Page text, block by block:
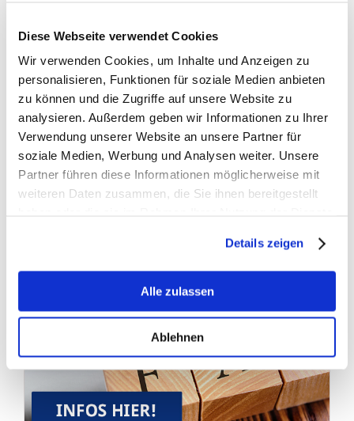
Diese Webseite verwendet Cookies
Wir verwenden Cookies, um Inhalte und Anzeigen zu
personalisieren, Funktionen für soziale Medien anbieten
zu können und die Zugriffe auf unsere Website zu
analysieren. Außerdem geben wir Informationen zu Ihrer
Verwendung unserer Website an unsere Partner für
soziale Medien, Werbung und Analysen weiter. Unsere
Partner führen diese Informationen möglicherweise mit
weiteren Daten zusammen, die Sie ihnen bereitgestellt
Details zeigen
Alle zulassen
Ablehnen
Passwort
Daten merken?